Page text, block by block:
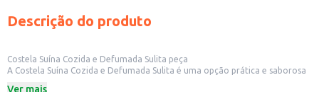
Descrição do produto
Costela Suína Cozida e Defumada Sulita peça
A Costela Suína Cozida e Defumada Sulita é uma opção prática e saborosa
Ver mais